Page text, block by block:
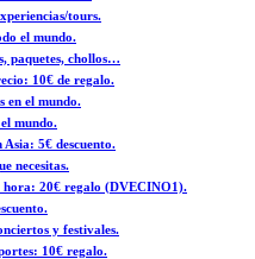
tours.
el mundo.
paquetes, chollos…
10€ de regalo.
en el mundo.
mundo.
5€ descuento.
necesitas.
20€ regalo (DVECINO1).
y festivales.
10€ regalo.